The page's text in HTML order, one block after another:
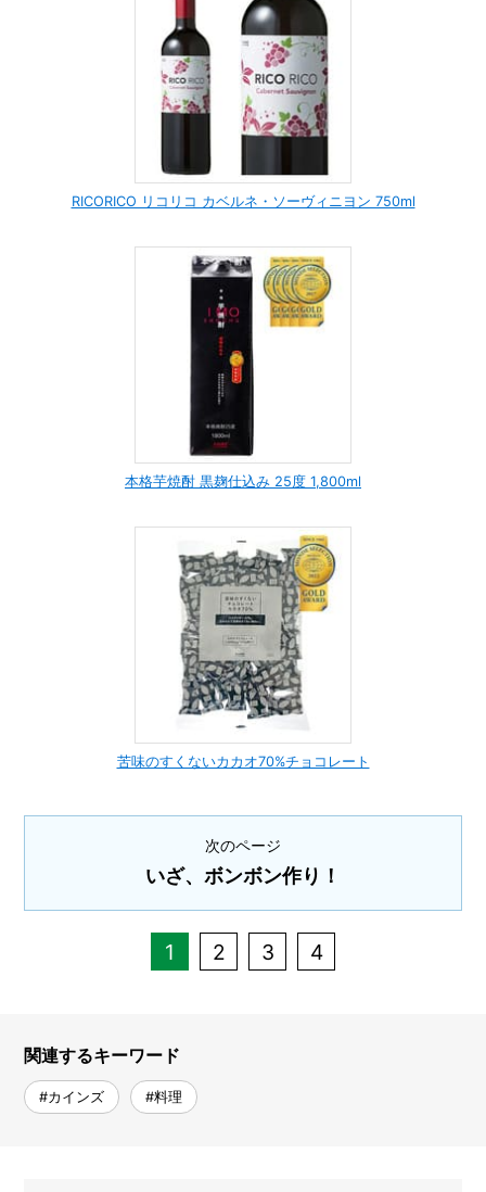
RICORICO リコリコ カベルネ・ソーヴィニヨン 750ml
本格芋焼酎 黒麹仕込み 25度 1,800ml
苦味のすくないカカオ70%チョコレート
次のページ
いざ、ボンボン作り！
1 2 3 4
関連するキーワード
#カインズ #料理